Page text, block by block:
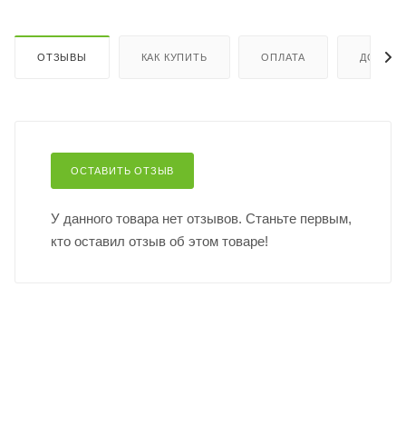
ОТЗЫВЫ КАК КУПИТЬ ОПЛАТА
ОСТАВИТЬ ОТЗЫВ
У данного товара нет отзывов. Станьте первым,
кто оставил отзыв об этом товаре!